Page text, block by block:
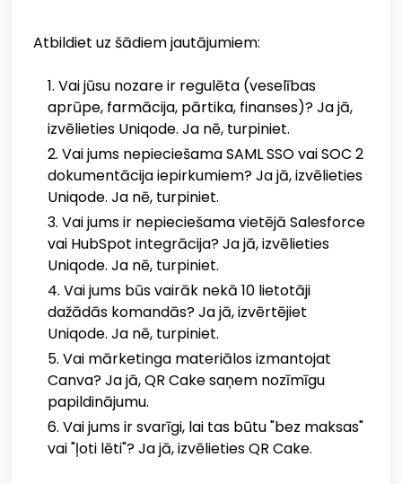
Atbildiet uz šādiem jautājumiem:
Vai jūsu nozare ir regulēta (veselības
aprūpe, farmācija, pārtika, finanses)? Ja jā,
izvēlieties Uniqode. Ja nē, turpiniet.
Vai jums nepieciešama SAML SSO vai SOC 2
dokumentācija iepirkumiem? Ja jā, izvēlieties
Uniqode. Ja nē, turpiniet.
Vai jums ir nepieciešama vietējā Salesforce
vai HubSpot integrācija? Ja jā, izvēlieties
Uniqode. Ja nē, turpiniet.
Vai jums būs vairāk nekā 10 lietotāji
dažādās komandās? Ja jā, izvērtējiet
Uniqode. Ja nē, turpiniet.
Vai mārketinga materiālos izmantojat
Canva? Ja jā, QR Cake saņem nozīmīgu
papildinājumu.
Vai jums ir svarīgi, lai tas būtu "bez maksas"
vai "ļoti lēti"? Ja jā, izvēlieties QR Cake.